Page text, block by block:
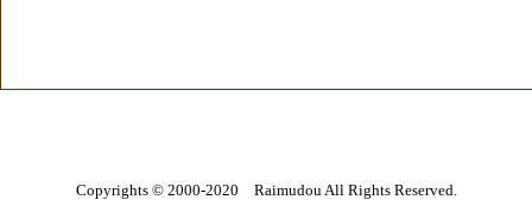
Copyrights © 2000-2020 Raimudou All Rights Reserved.